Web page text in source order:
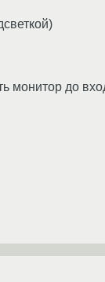
монитор до